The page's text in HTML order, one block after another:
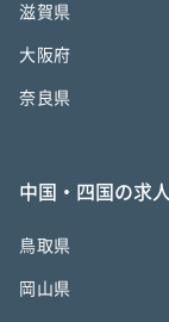
滋賀県
大阪府
奈良県
中国・四国の求
鳥取県
岡山県